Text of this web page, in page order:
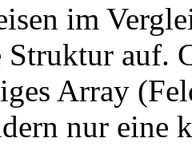
im
Struktur auf.
Array
nur eine